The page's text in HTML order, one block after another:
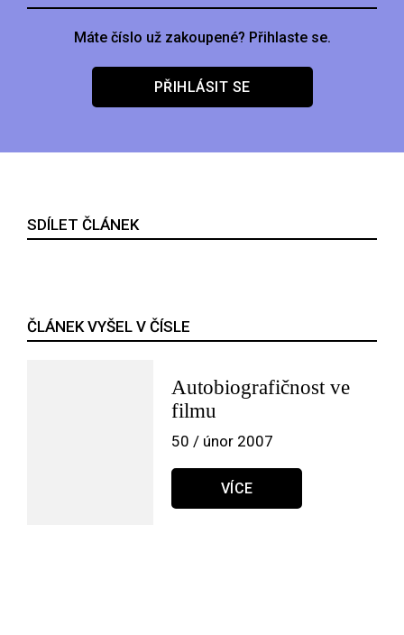
Máte číslo už zakoupené? Přihlaste se.
PŘIHLÁSIT SE
SDÍLET ČLÁNEK
ČLÁNEK VYŠEL V ČÍSLE
Autobiografičnost ve
filmu
50 / únor 2007
VÍCE